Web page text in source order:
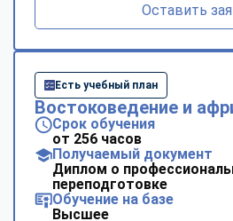
Оставить
Есть учебный план
Востоковедение и
Срок обучения
от 256 часов
Получаемый документ
Диплом о
переподготовке
Обучение на базе
Высшее